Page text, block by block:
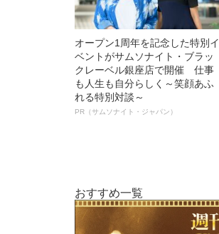
オープン1周年を記念した特別イ
ベントがサムソナイト・ブラッ
クレーベル銀座店で開催 仕事
も人生も自分らしく～笑顔あふ
れる特別対談～
PR（サムソナイト・ジャパン）
おすすめ一覧